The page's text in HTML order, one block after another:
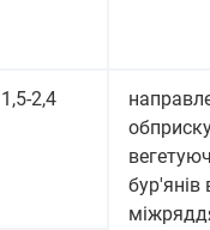
1,5-2,4
бур'янів